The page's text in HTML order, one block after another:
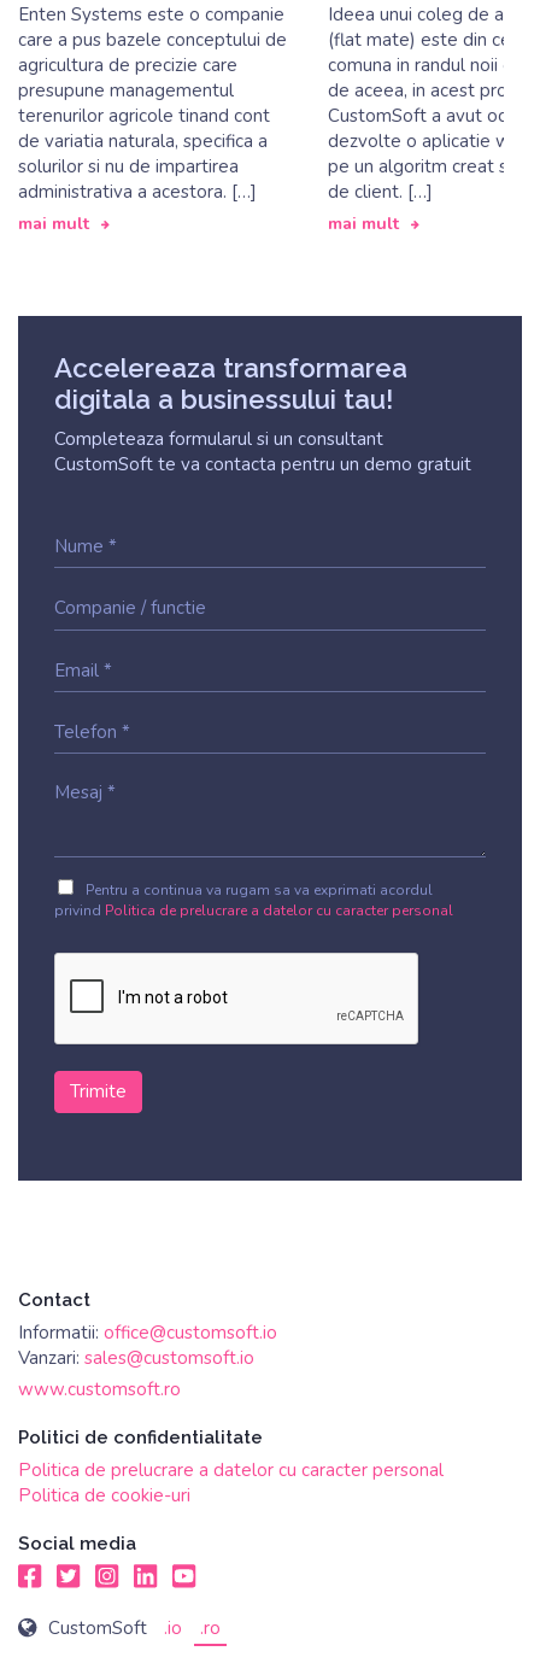
Enten Systems este o companie
care a pus bazele conceptului de
agricultura de precizie care
presupune managementul
terenurilor agricole tinand cont
de variatia naturala, specifica a
solurilor si nu de impartirea
administrativa a acestora. […]
mai mult
Ideea unui coleg de
(flat mate) este din ce in
comuna in randul noii
de aceea, in acest proiect,
CustomSoft a avut ocazia
dezvolte o aplicatie web
pe un algoritm creat si
de client. […]
mai mult
Accelereaza transformarea
digitala a businessului tau!
Completeaza formularul si un consultant
CustomSoft te va contacta pentru un demo gratuit
Pentru a continua va rugam sa va exprimati acordul
privind Politica de prelucrare a datelor cu caracter personal
Trimite
Contact
Informatii: office@customsoft.io
Vanzari: sales@customsoft.io
www.customsoft.ro
Politici de confidentialitate
Politica de prelucrare a datelor cu caracter personal
Politica de cookie-uri
Social media
Facebook
TwitterInstagram
LinkedInYoutube
CustomSoft .io .ro